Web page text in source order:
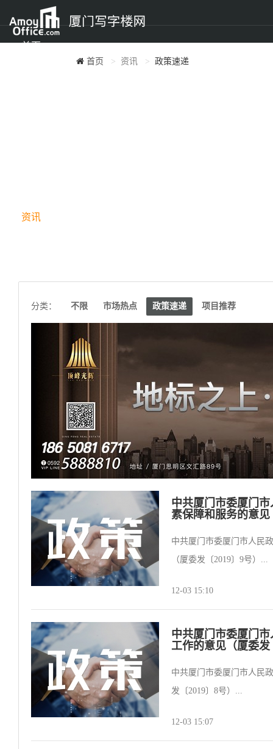
首页
资讯
首页 资讯 政策速递
分类： 不限 市场热点 政策速递 项目推荐
中共厦门市委厦门
素保障和服务的意
中共厦门市委厦门市人民
（厦委发〔2019〕9号）...
12-03 15:10
中共厦门市委厦门
工作的意见（厦委
中共厦门市委厦门市人民
发〔2019〕8号）...
12-03 15:07